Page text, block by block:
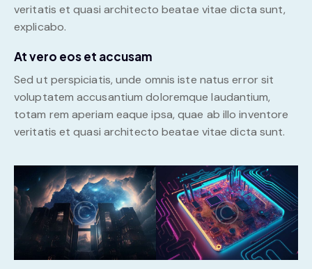
veritatis et quasi architecto beatae vitae dicta sunt,
explicabo.
At vero eos et accusam
Sed ut perspiciatis, unde omnis iste natus error sit
voluptatem accusantium doloremque laudantium,
totam rem aperiam eaque ipsa, quae ab illo inventore
veritatis et quasi architecto beatae vitae dicta sunt.